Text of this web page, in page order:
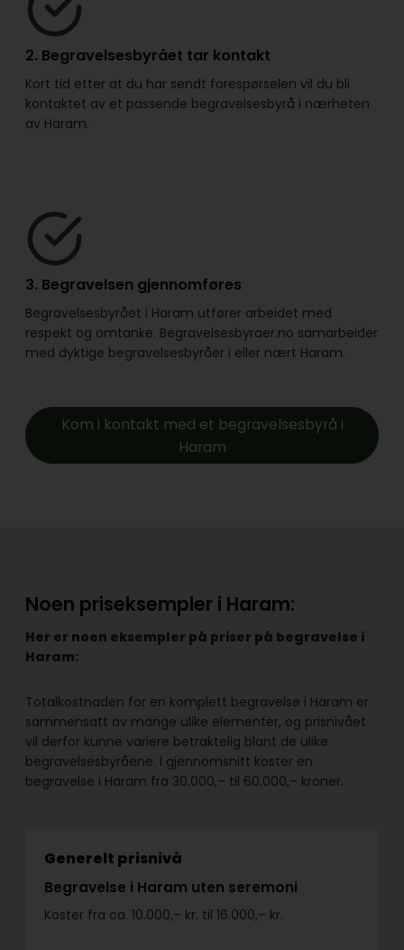
2. Begravelsesbyrået tar kontakt
Kort tid etter at du har sendt forespørselen vil du bli
kontaktet av et passende begravelsesbyrå i nærheten
av Haram.
3. Begravelsen gjennomføres
Begravelsesbyrået i Haram utfører arbeidet med
respekt og omtanke. Begravelsesbyraer.no samarbeider
med dyktige begravelsesbyråer i eller nært Haram.
Kom i kontakt med et begravelsesbyrå i
Haram
Noen priseksempler i Haram:
Her er noen eksempler på priser på begravelse i
Haram:
Totalkostnaden for en komplett begravelse i Haram er
sammensatt av mange ulike elementer, og prisnivået
vil derfor kunne variere betraktelig blant de ulike
begravelsesbyråene. I gjennomsnitt koster en
begravelse i Haram fra 30.000,– til 60.000,– kroner.
Generelt prisnivå
Begravelse i Haram uten seremoni
Koster fra ca. 10.000,– kr. til 16.000,– kr.